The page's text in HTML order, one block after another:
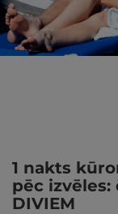
1 nakts
pēc izvēles:
DIVIEM